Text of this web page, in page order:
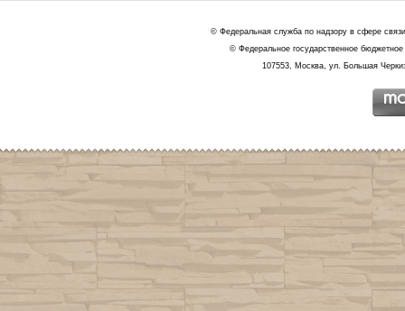
© Федеральная служба по надзору в сфере
© Федеральное государственное
107553, Москва, ул. Большая